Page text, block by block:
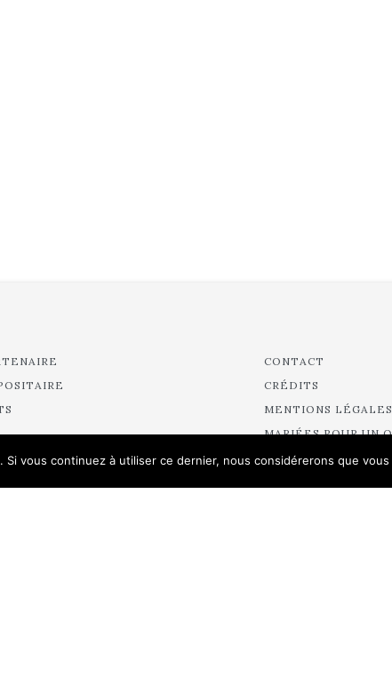
CONTACT
CRÉDITS
MENTIONS LÉGALES
MARIÉES POUR UN
MARIÉES DE PARIS
vous continuez à utiliser ce dernier, nous considérerons que vous